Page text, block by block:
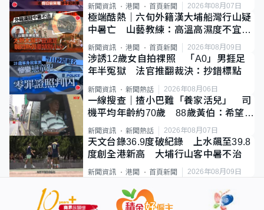
新聞資訊 港聞 首頁新聞 2026年08月07日
極端酷熱｜六旬外籍漢大埔船灣行山疑
中暑亡 山藝教練：高溫高濕度不宜遠
足
新聞資訊 港聞 首頁新聞 2026年08月09日
涉誘12歲女自拍祼照 「A0」男捱足
年半冤獄 法官推翻裁決：抄錯標點
新聞資訊 新聞熱話 2026年08月06日
一線搜查｜揸小巴難「養家活兒」 司
機平均年齡約70歲 88歲黃伯：希望一
直揸落去
新聞資訊 新聞熱話 2026年08月07日
天文台錄36.9度破紀錄 上水飆至39.8
度創全港新高 大埔行山客中暑不治
新聞資訊 港聞 首頁新聞 2026年08月09日